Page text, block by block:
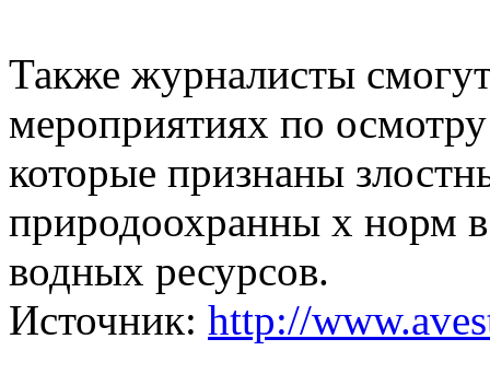
Также журналисты
мероприятиях по
которые признаны
природоохранны х норм в
водных ресурсов.
Источник: http://